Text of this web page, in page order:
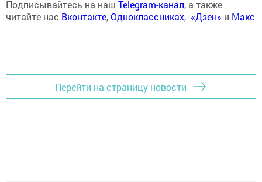
Подписывайтесь на наш Telegram-канал, а также
читайте нас Вконтакте,Одноклассниках, «Дзен» и Макс
Перейти на страницу новости